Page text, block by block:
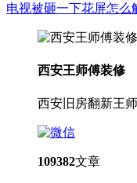
电视被砸一下花屏怎么
西安王师傅装修
西安旧房翻新王
109382文章